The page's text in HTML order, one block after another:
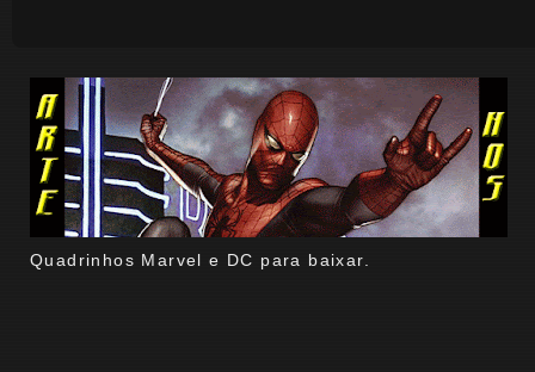
Quadrinhos Marvel e DC para baixar.